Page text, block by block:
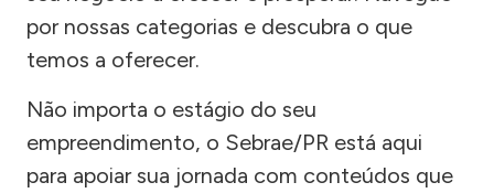
por nossas categorias e descubra o que
temos a oferecer.
Não importa o estágio do seu
empreendimento, o Sebrae/PR está aqui
para apoiar sua jornada com conteúdos que